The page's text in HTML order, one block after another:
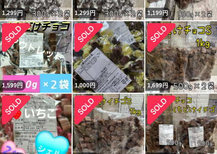
1,299円 1,299円 1,199円
1,599円 1,000円 1,699円